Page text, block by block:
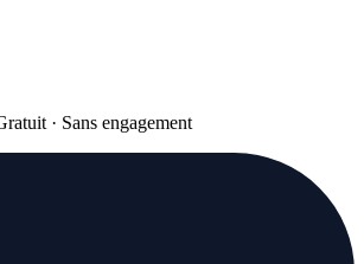
· Sans engagement